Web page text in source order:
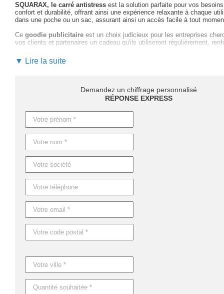
SQUARAX, le carré antistress est la solution parfaite pour vos
confort et durabilité, offrant ainsi une expérience relaxante à chaque
dans une poche ou un sac, assurant ainsi un accès facile à tout
Ce goodie publicitaire est un choix judicieux pour les entreprises
vos clients et partenaires un cadeau qu'ils utiliseront régulièrement,
En choisissant le carré antistress SQUARAX, vous bénéficiez d'
conseiller sur le choix des couleurs et des techniques de marquage
Ne laissez pas passer l'occasion de renforcer votre stratégie
découvrir toutes les possibilités de personnalisation de ce produit
Les délais de livraison peuvent varier en fonction de la quantité
jours pour ceux personnalisés
Caractéristiques du produit :
Référence : MO7659
Nom : SQUARAX
Dimensions : 4,5X4,5X4,5 CM
▼ Lire la suite
Demandez un chiffrage personnalisé
RÉPONSE EXPRESS